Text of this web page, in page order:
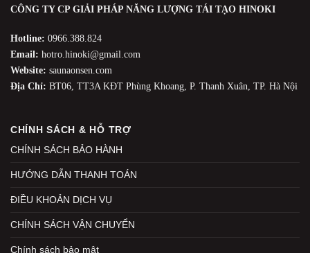
CÔNG TY CP GIẢI PHÁP NĂNG LƯỢNG TÁI TẠO HINOKI
Hotline: 0966.388.824
Email: hotro.hinoki@gmail.com
Website: saunaonsen.com
Địa Chỉ: BT06, TT3A KĐT Phùng Khoang, P. Thanh Xuân, TP. Hà Nội
CHÍNH SÁCH & HỖ TRỢ
CHÍNH SÁCH BẢO HÀNH
HƯỚNG DẪN THANH TOÁN
ĐIỀU KHOẢN DỊCH VỤ
CHÍNH SÁCH VẬN CHUYỂN
Chính sách bảo mật